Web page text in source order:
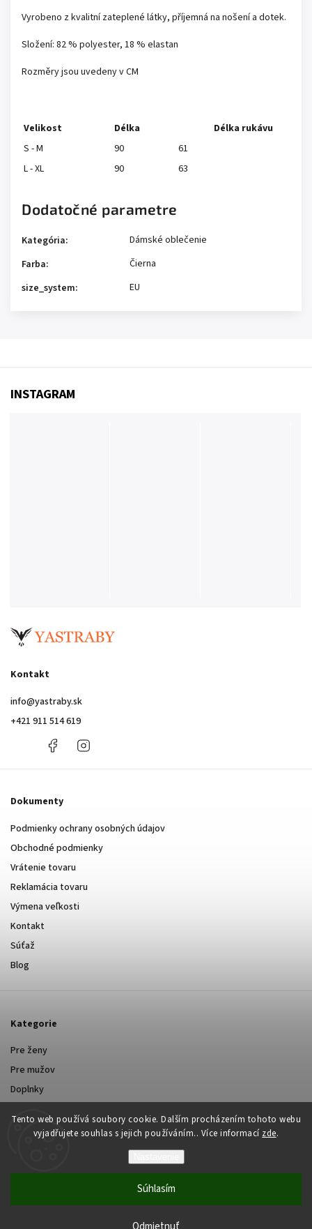
Tento web používá soubory cookie. Dalším procházením tohoto webu
vyjadřujete souhlas s jejich používáním.. Více informací zde.
Súhlasím
Vyrobeno z kvalitní zateplené látky, příjemná na nošení a dotek.
Složení: 82 % polyester, 18 % elastan
Rozměry jsou uvedeny v CM
Velikost Délka
Délka rukávu
S - M
90
61
L - XL
90 63
Dodatočné parametre
Kategória:
Dámské oblečenie
Farba:
Čierna
size_system: EU
Kontakt
info@yastraby.sk
+421 911 514 619
+421
514
Facebook
Dokumenty
Podmienky ochrany osobných údajov
Obchodné podmienky
Vrátenie tovaru
Reklamácia tovaru
Výmena veľkosti
Kontakt
Súťaž
Blog
Kategorie
Pre ženy
Pre mužov
Doplnky
INSTAGRAM
Vytvoril Shoptet
Copyright 2026Yastraby.cz. Všetky práva vyhradené.